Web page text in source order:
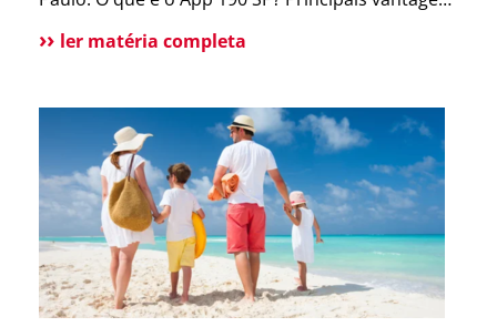
e benefícios para a população Situações de uso
tradicional ainda disponível Conclusão O app 190
melhora a comunicação […]
ler matéria completa